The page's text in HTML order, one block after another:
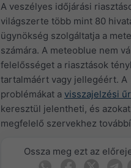
A veszélyes időjárási
világszerte több mint 80
ügynökség szolgáltatja a
számára. A meteoblue nem
felelősséget a riasztások
tartalmáért vagy jellegéért. A
problémákat a visszajelzési
keresztül jelentheti, és
megfelelő szervekhez
Ossza meg ezt az